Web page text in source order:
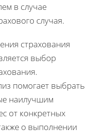
в случае
случая.
страхования
выбор
помогает выбрать
наилучшим
от конкретных
о выполнении